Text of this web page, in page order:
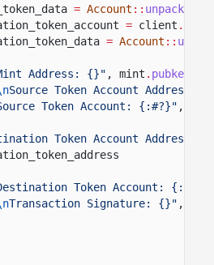
= Account :: unpack
= client .
= Account ::
Address: {}" , mint . pubkey
Source Token Account Address:
Token Account: {:#?}" ,
Token Account Address:
Token Account: {:#?}"
Transaction Signature: {}" ,